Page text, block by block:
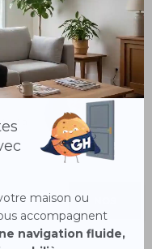
est à
HONORAIRES